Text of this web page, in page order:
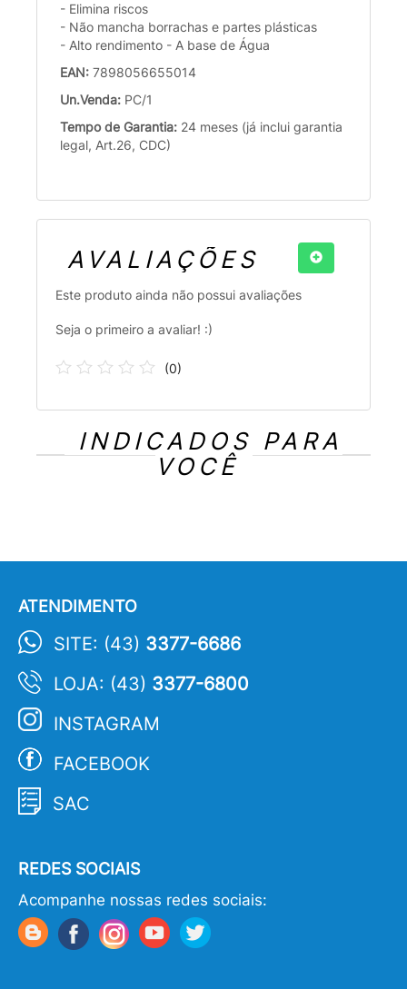
- Elimina riscos
- Não mancha borrachas e partes plásticas
- Alto rendimento - A base de Água
EAN: 7898056655014
Un.Venda: PC/1
Tempo de Garantia: 24 meses (já inclui garantia
legal, Art.26, CDC)
AVALIAÇÕES
Este produto ainda não possui avaliações
Seja o primeiro a avaliar! :)
(0)
INDICADOS PARA
VOCÊ
ATENDIMENTO
SITE: (43) 3377-6686
LOJA: (43) 3377-6800
INSTAGRAM
FACEBOOK
SAC
REDES SOCIAIS
Acompanhe nossas redes sociais: